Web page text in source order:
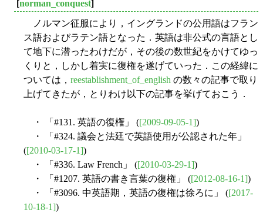
[norman_conquest]
ノルマン征服により，イングランドの公用語はフラン
ス語およびラテン語となった．英語は非公式の言語とし
て地下に潜ったわけだが，その後の数世紀をかけてゆっ
くりと，しかし着実に復権を遂げていった．この経緯に
ついては， reestablishment_of_english の数々の記事で取り
上げてきたが，とりわけ以下の記事を挙げておこう．
・ 「#131. 英語の復権」 ([2009-09-05-1])
・ 「#324. 議会と法廷で英語使用が公認された年」
([2010-03-17-1])
・ 「#336. Law French」 ([2010-03-29-1])
・ 「#1207. 英語の書き言葉の復権」 ([2012-08-16-1])
・ 「#3096. 中英語期，英語の復権は徐ろに」 ([2017-
10-18-1])